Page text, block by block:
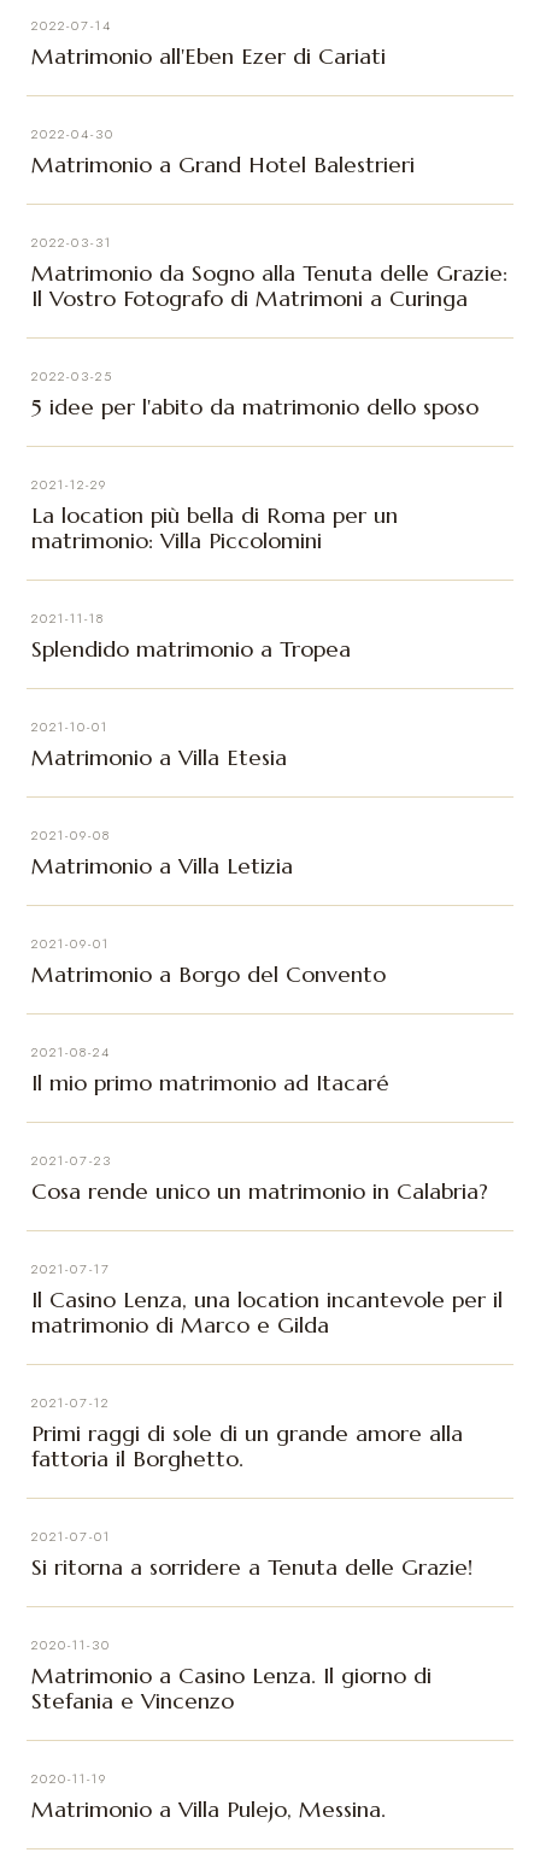
2022-07-14
Matrimonio all'Eben Ezer di Cariati
2022-04-30
Matrimonio a Grand Hotel Balestrieri
2022-03-31
Matrimonio da Sogno alla Tenuta delle Grazie:
Il Vostro Fotografo di Matrimoni a Curinga
2022-03-25
5 idee per l'abito da matrimonio dello sposo
2021-12-29
La location più bella di Roma per un
matrimonio: Villa Piccolomini
2021-11-18
Splendido matrimonio a Tropea
2021-10-01
Matrimonio a Villa Etesia
2021-09-08
Matrimonio a Villa Letizia
2021-09-01
Matrimonio a Borgo del Convento
2021-08-24
Il mio primo matrimonio ad Itacaré
2021-07-23
Cosa rende unico un matrimonio in Calabria?
2021-07-17
Il Casino Lenza, una location incantevole per il
matrimonio di Marco e Gilda
2021-07-12
Primi raggi di sole di un grande amore alla
fattoria il Borghetto.
2021-07-01
Si ritorna a sorridere a Tenuta delle Grazie!
2020-11-30
Matrimonio a Casino Lenza. Il giorno di
Stefania e Vincenzo
2020-11-19
Matrimonio a Villa Pulejo, Messina.